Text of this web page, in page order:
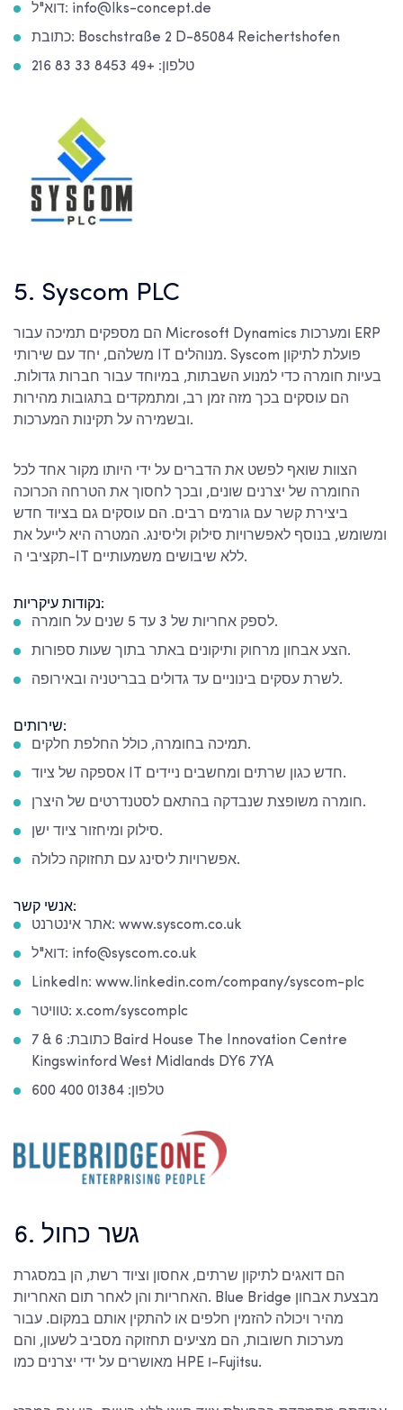
דוא"ל: info@lks-concept.de
כתובת: Boschstraße 2 D-85084 Reichertshofen
טלפון: +49 8453 33 83 216
5. Syscom PLC
הם מספקים תמיכה עבור Microsoft Dynamics ומערכות ERP
משלהם, יחד עם שירותי IT מנוהלים. Syscom פועלת לתיקון
בעיות חומרה כדי למנוע השבתות, במיוחד עבור חברות גדולות.
הם עוסקים בכך מזה זמן רב, ומתמקדים בתגובות מהירות
ובשמירה על תקינות המערכות.
הצוות שואף לפשט את הדברים על ידי היותו מקור אחד לכל
החומרה של יצרנים שונים, ובכך לחסוך את הטרחה הכרוכה
ביצירת קשר עם גורמים רבים. הם עוסקים גם בציוד חדש
ומשומש, בנוסף לאפשרויות סילוק וליסינג. המטרה היא לייעל את
תקציבי ה-IT ללא שיבושים משמעותיים.
נקודות עיקריות:
לספק אחריות של 3 עד 5 שנים על חומרה.
הצע אבחון מרחוק ותיקונים באתר בתוך שעות ספורות.
לשרת עסקים בינוניים עד גדולים בבריטניה ובאירופה.
שירותים:
תמיכה בחומרה, כולל החלפת חלקים.
אספקה של ציוד IT חדש כגון שרתים ומחשבים ניידים.
חומרה משופצת שנבדקה בהתאם לסטנדרטים של היצרן.
סילוק ומיחזור ציוד ישן.
אפשרויות ליסינג עם תחזוקה כלולה.
אנשי קשר:
אתר אינטרנט: www.syscom.co.uk
דוא"ל: info@syscom.co.uk
LinkedIn: www.linkedin.com/company/syscom-plc
טוויטר: x.com/syscomplc
כתובת: 6 & 7 Baird House The Innovation Centre
Kingswinford West Midlands DY6 7YA
טלפון: 01384 400 600
6. גשר כחול
הם דואגים לתיקון שרתים, אחסון וציוד רשת, הן במסגרת
האחריות והן לאחר תום האחריות. Blue Bridge מבצעת אבחון
מהיר ויכולה להזמין חלפים או להתקין אותם במקום. עבור
מערכות חשובות, הם מציעים תחזוקה מסביב לשעון, והם
מאושרים על ידי יצרנים כמו HPE ו-Fujitsu.